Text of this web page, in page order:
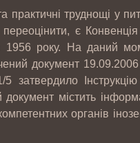
труднощі у
є
1956 року. На даний
документ
затвердило
документ містить
органів